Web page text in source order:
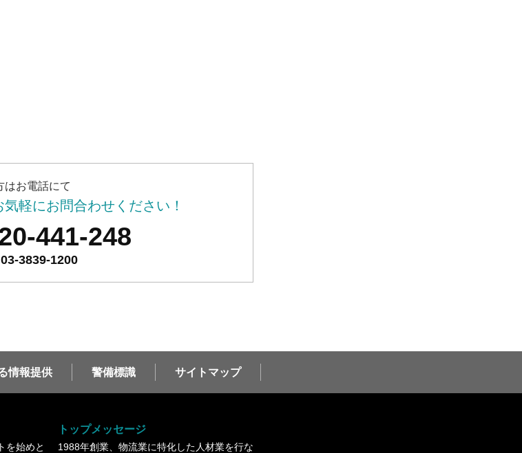
はお電話にて
気軽にお問合わせください！
441-248
03-3839-1200
情報提供 警備標識 サイトマップ
を始めと
トップメッセージ
1988年創業、物流業に特化した人材業を行な